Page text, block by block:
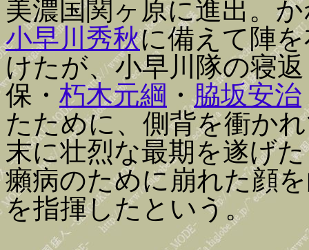
美濃国関ヶ原に進出。
小早川秀秋に備えて陣
けたが、小早川隊の寝
保・ 朽木元綱 ・脇坂安治
たために、側背を衝か
末に壮烈な最期を遂げ
癩病のために崩れた顔
を指揮したという。